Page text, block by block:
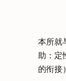
本所就
助：定
的衔接